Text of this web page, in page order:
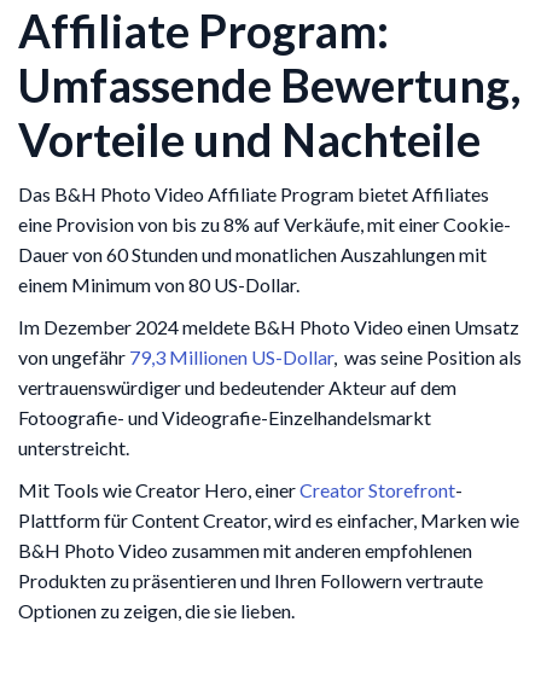
Affiliate Program:
Umfassende Bewertung,
Vorteile und Nachteile
Das B&H Photo Video Affiliate Program bietet Affiliates
eine Provision von bis zu 8% auf Verkäufe, mit einer Cookie-
Dauer von 60 Stunden und monatlichen Auszahlungen mit
einem Minimum von 80 US-Dollar.
Im Dezember 2024 meldete B&H Photo Video einen Umsatz
von ungefähr 79,3 Millionen US-Dollar, was seine Position als
vertrauenswürdiger und bedeutender Akteur auf dem
Fotoografie- und Videografie-Einzelhandelsmarkt
unterstreicht.
Mit Tools wie Creator Hero, einerCreator Storefront-
Plattform für Content Creator, wird es einfacher, Marken wie
B&H Photo Video zusammen mit anderen empfohlenen
Produkten zu präsentieren und Ihren Followern vertraute
Optionen zu zeigen, die sie lieben.